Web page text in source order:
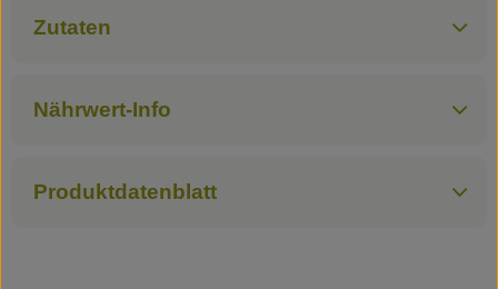
Zutaten
Nährwert-Info
Produktdatenblatt